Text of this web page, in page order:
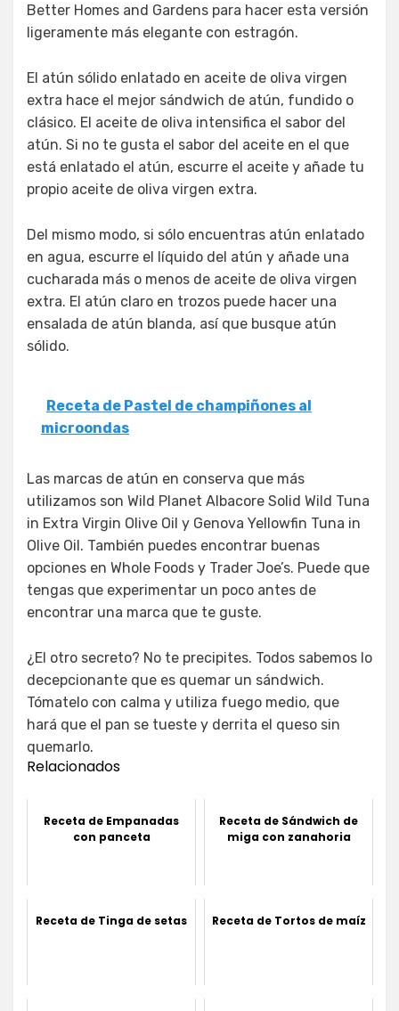
Better Homes and Gardens para hacer esta versión
ligeramente más elegante con estragón.
El atún sólido enlatado en aceite de oliva virgen
extra hace el mejor sándwich de atún, fundido o
clásico. El aceite de oliva intensifica el sabor del
atún. Si no te gusta el sabor del aceite en el que
está enlatado el atún, escurre el aceite y añade tu
propio aceite de oliva virgen extra.
Del mismo modo, si sólo encuentras atún enlatado
en agua, escurre el líquido del atún y añade una
cucharada más o menos de aceite de oliva virgen
extra. El atún claro en trozos puede hacer una
ensalada de atún blanda, así que busque atún
sólido.
Receta de Pastel de champiñones al
microondas
Las marcas de atún en conserva que más
utilizamos son Wild Planet Albacore Solid Wild Tuna
in Extra Virgin Olive Oil y Genova Yellowfin Tuna in
Olive Oil. También puedes encontrar buenas
opciones en Whole Foods y Trader Joe’s. Puede que
tengas que experimentar un poco antes de
encontrar una marca que te guste.
¿El otro secreto? No te precipites. Todos sabemos lo
decepcionante que es quemar un sándwich.
Tómatelo con calma y utiliza fuego medio, que
hará que el pan se tueste y derrita el queso sin
quemarlo.
Relacionados
Receta de Empanadas
con panceta
Receta de Sándwich de
miga con zanahoria
Receta de Tinga de setas Receta de Tortos de maíz